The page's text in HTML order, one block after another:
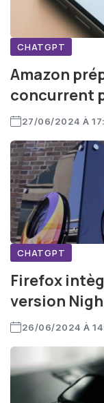
CHATGPT
Amazon
concurrent
27/06/2024 À
CHATGPT
Firefox
version
26/06/2024 À